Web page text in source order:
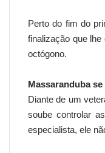
Perto do fim do
finalização que
octógono.
Massaranduba
Diante de um
soube controlar
especialista, ele